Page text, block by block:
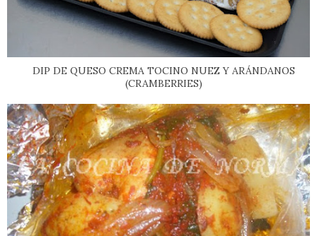
DIP DE QUESO CREMA TOCINO NUEZ Y ARÁNDANOS
(CRAMBERRIES)